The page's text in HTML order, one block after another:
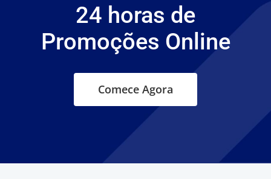
24 horas de
Promoções Online
Comece Agora